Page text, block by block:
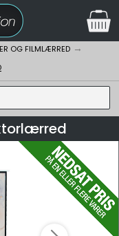
OG FILMLÆRRED